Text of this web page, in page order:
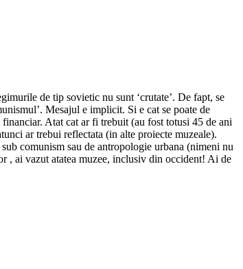
de tip sovietic nu sunt ‘crutate’. De fapt, se
Mesajul e implicit. Si e cat se poate de
Atat cat ar fi trebuit (au fost totusi 45 de ani
ar trebui reflectata (in alte proiecte muzeale).
comunism sau de antropologie urbana (nimeni nu
, ai vazut atatea muzee, inclusiv din occident! Ai de